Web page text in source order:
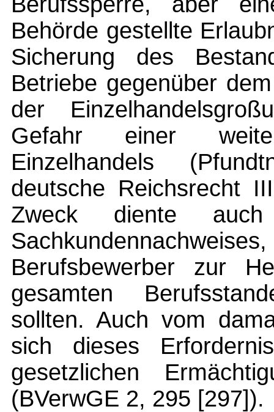
Behörde gestellte
Sicherung des
Betriebe gegenüber
der
Gefahr einer
Einzelhandels
deutsche Reichsrecht
Zweck diente
Berufsbewerber zur
gesamten
sollten. Auch vom
sich dieses
gesetzlichen
(BVerwGE 2, 295 [297]).